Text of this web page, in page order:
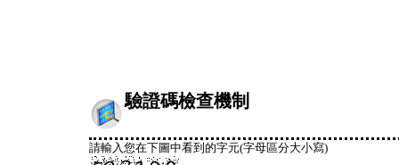
驗證碼檢查機制
請輸入您在下圖中看到的字元(字母區分大小寫)